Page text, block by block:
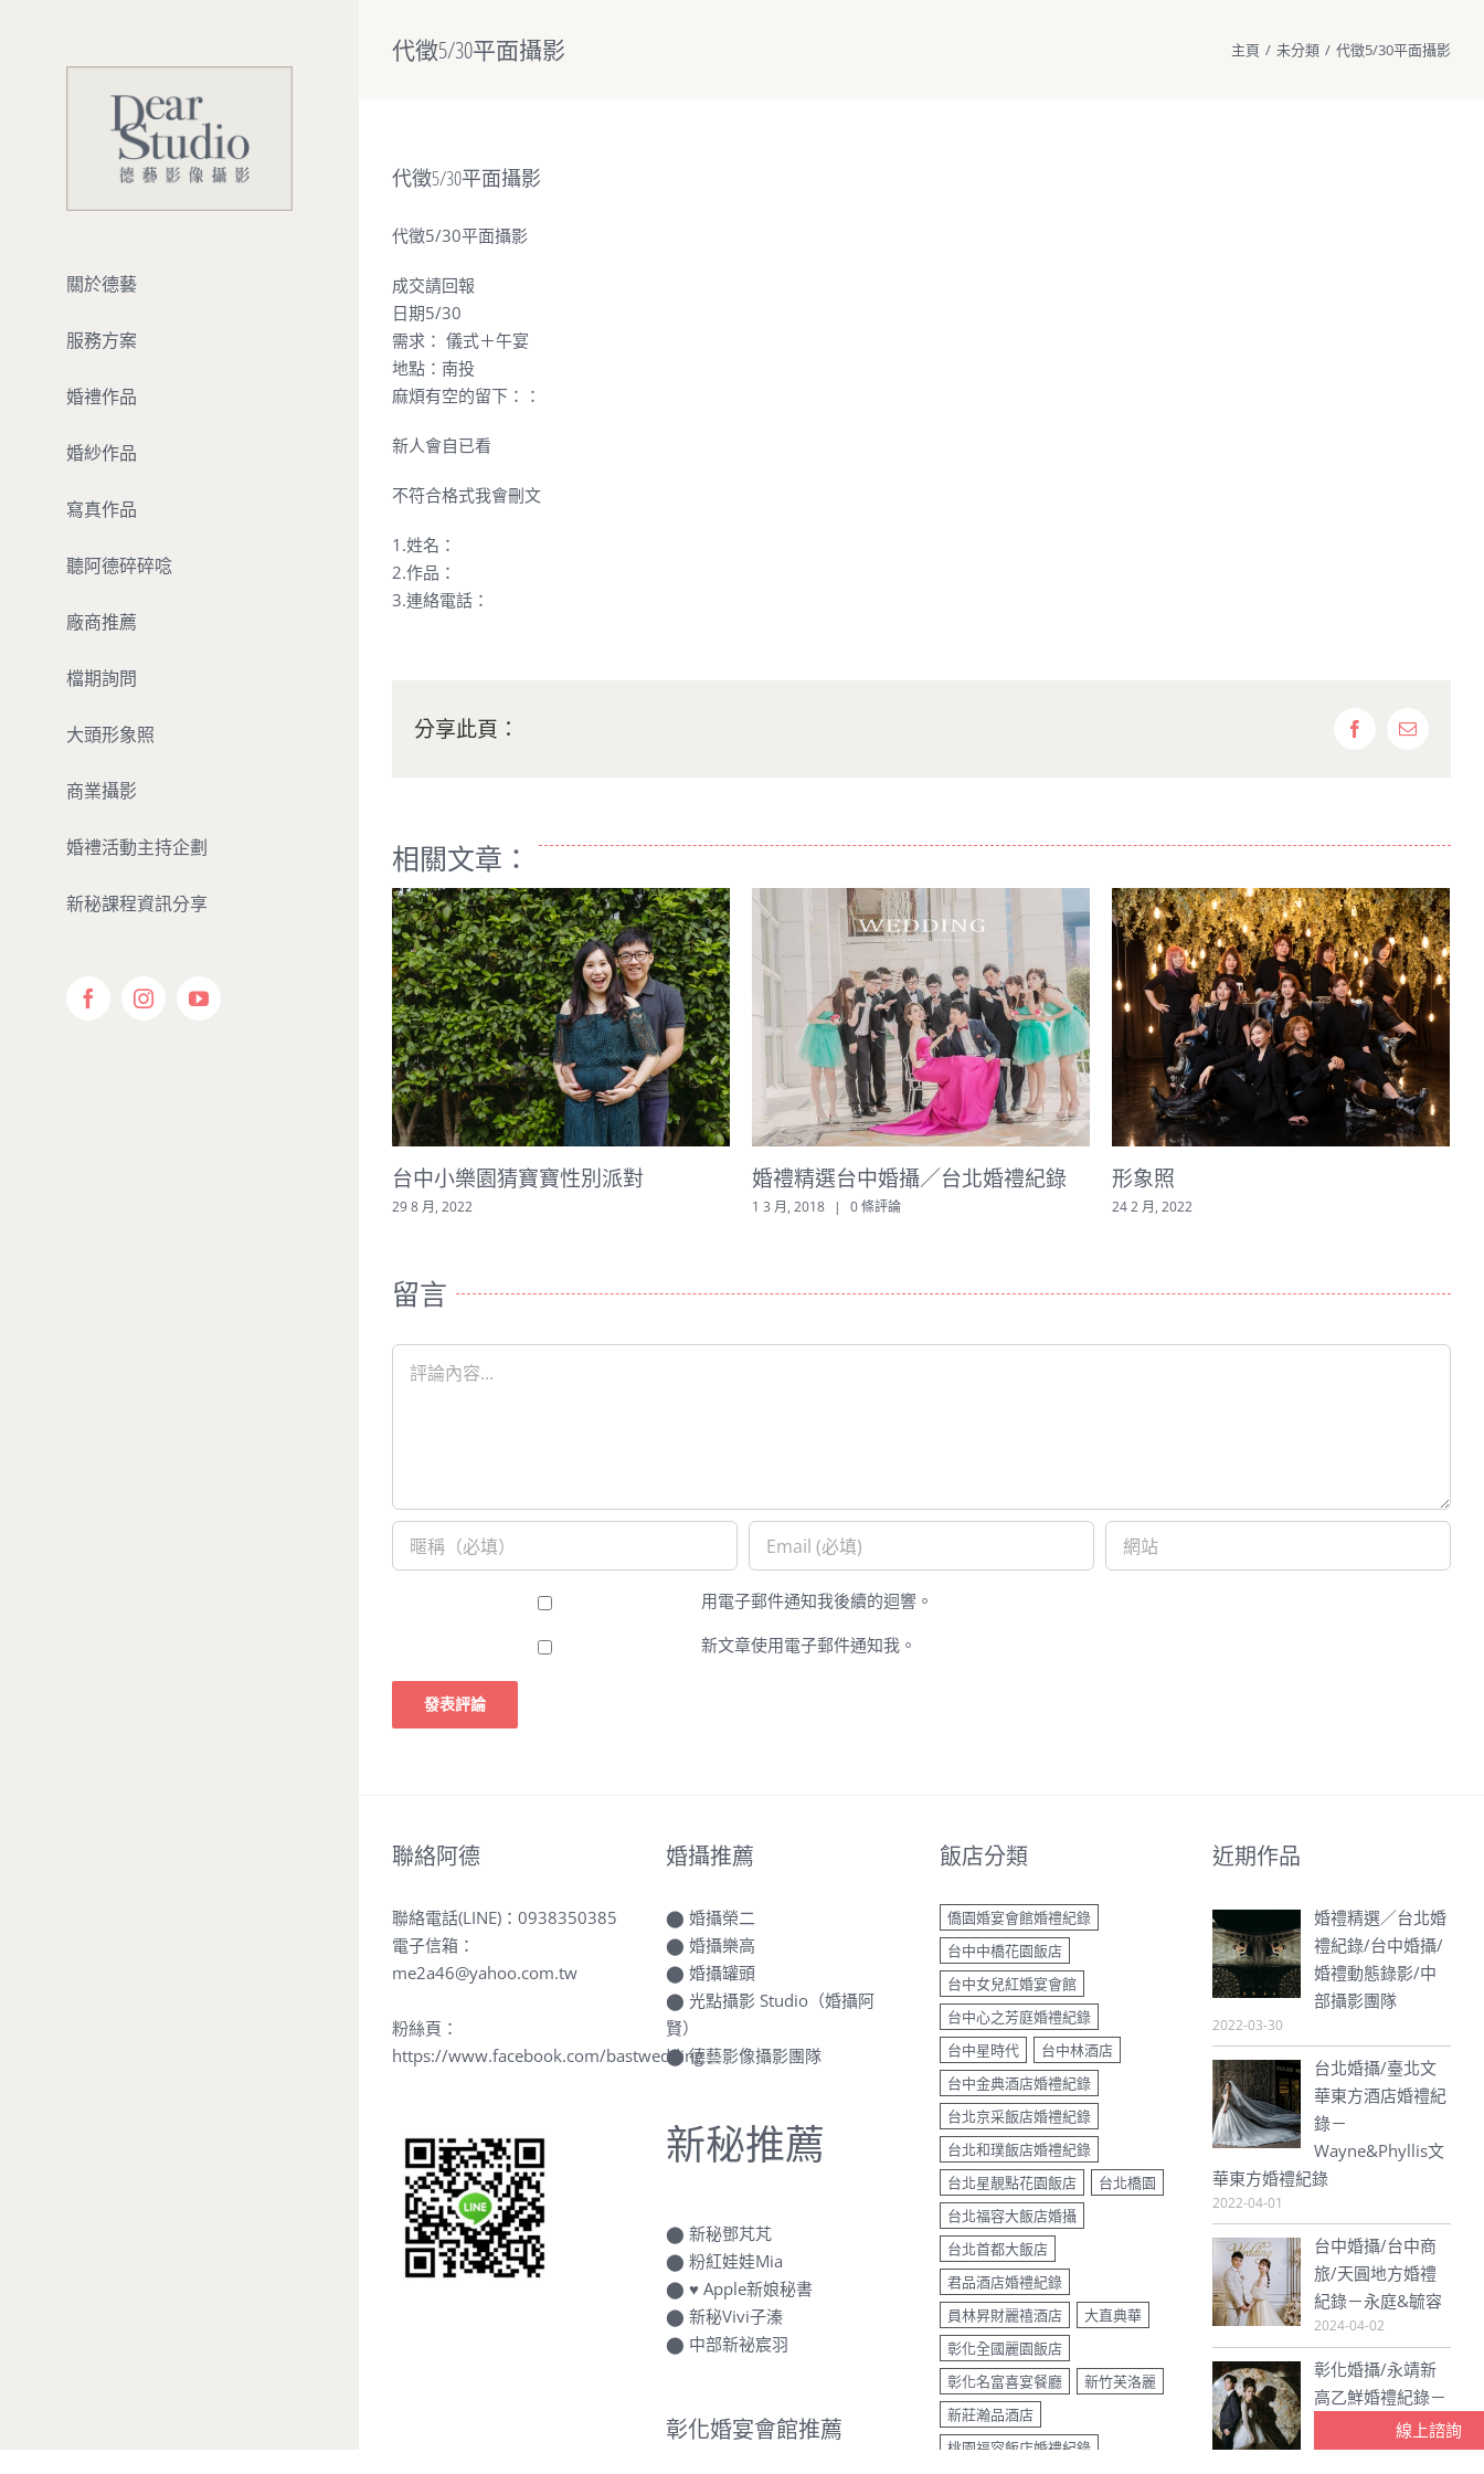
關於德藝
服務方案
婚禮作品
婚紗作品
寫真作品
聽阿德碎碎唸
廠商推薦
檔期詢問
大頭形象照
商業攝影
婚禮活動主持企劃
新秘課程資訊分享
FacebookInstagramYouTube
代徵5/30平面攝影 主頁 / 未分類 / 代徵5/30平面攝影
代徵5/30平面攝影
代徵5/30平面攝影
成交請回報
日期5/30
需求： 儀式＋午宴
地點：南投
麻煩有空的留下：：
新人會自已看
不符合格式我會刪文
1.姓名：
2.作品：
3.連絡電話：
分享此頁： FacebookEmail:
相關文章：
台中小樂園猜寶寶性別派對 婚禮精選台中婚攝／台北婚禮紀錄 形象照
留言
Comment
用電子郵件通知我後續的迴響。
新文章使用電子郵件通知我。
聯絡阿德
聯絡電話(LINE)：
電子信箱：
me2a46@yahoo.com.tw
粉絲頁：
https://www.facebook.com/bastwedding
婚攝推薦
⬤ 婚攝榮二
⬤ 婚攝樂高
⬤ 婚攝罐頭
⬤光點攝影 Studio（婚攝阿
賢）
⬤ 德藝影像攝影團隊
新秘推薦
⬤ 新秘鄧芃芃
⬤ 粉紅娃娃Mia
⬤ ♥ Apple新娘秘書
⬤ 新秘Vivi子溱
⬤
中部新祕宸羽
彰化婚宴會館推薦
飯店分類
僑園婚宴會館婚禮紀錄
台中中橋花園飯店
台中女兒紅婚宴會館
台中心之芳庭婚禮紀錄
台中星時代
台中林酒店
台中金典酒店婚禮紀錄
台北京采飯店婚禮紀錄
台北和璞飯店婚禮紀錄
台北星靚點花園飯店
台北橋園
台北福容大飯店婚攝
台北首都大飯店
君品酒店婚禮紀錄
員林昇財麗禧酒店
大直典華
彰化全國麗園飯店
彰化名富喜宴餐廳
新竹芙洛麗
新莊瀚品酒店
近期作品
婚禮精選／台北婚
禮紀錄/台中婚攝/
婚禮動態錄影/中
部攝影團隊
台北婚攝/臺北文
華東方酒店婚禮紀
錄－
Wayne&Phyllis文
華東方婚禮紀錄
台中婚攝/台中商
旅/天圓地方婚禮
紀錄－永庭&毓容
彰化婚攝/永靖新
高乙鮮婚禮紀錄－
線上諮詢